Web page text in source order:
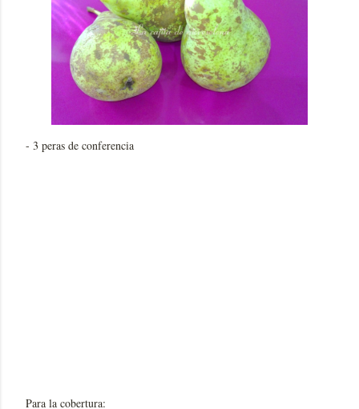
- 3 peras de conferencia
Para la cobertura: